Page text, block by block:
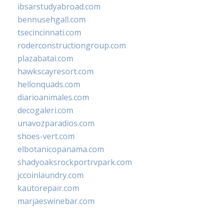
ibsarstudyabroad.com
bennusehgall.com
tsecincinnati.com
roderconstructiongroup.com
plazabatai.com
hawkscayresort.com
hellonquads.com
diarioanimales.com
decogaleri.com
unavozparadios.com
shoes-vert.com
elbotanicopanama.com
shadyoaksrockportrvpark.com
jccoinlaundry.com
kautorepair.com
marjaeswinebar.com